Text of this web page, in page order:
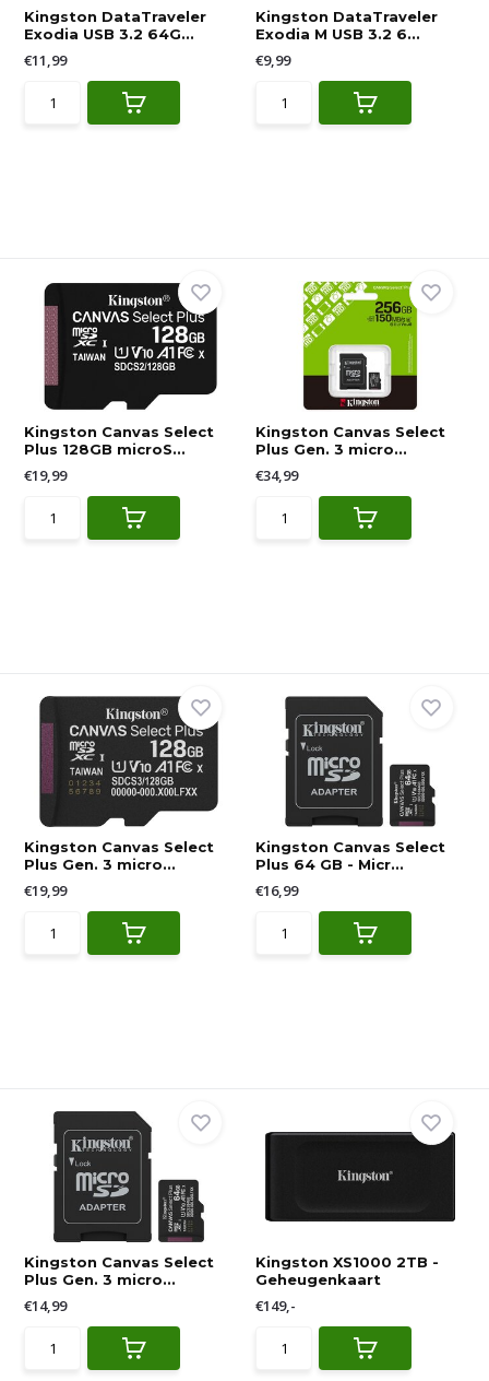
Kingston DataTraveler
Exodia USB 3.2 64G...
€11,99
Kingston DataTraveler
Exodia M USB 3.2 6...
€9,99
Kingston Canvas Select
Plus 128GB microS...
€19,99
Kingston Canvas Select
Plus Gen. 3 micro...
€34,99
Kingston Canvas Select
Plus Gen. 3 micro...
€19,99
Kingston Canvas Select
Plus 64 GB - Micr...
€16,99
Kingston Canvas Select
Plus Gen. 3 micro...
€14,99
Kingston XS1000 2TB -
Geheugenkaart
€149,-